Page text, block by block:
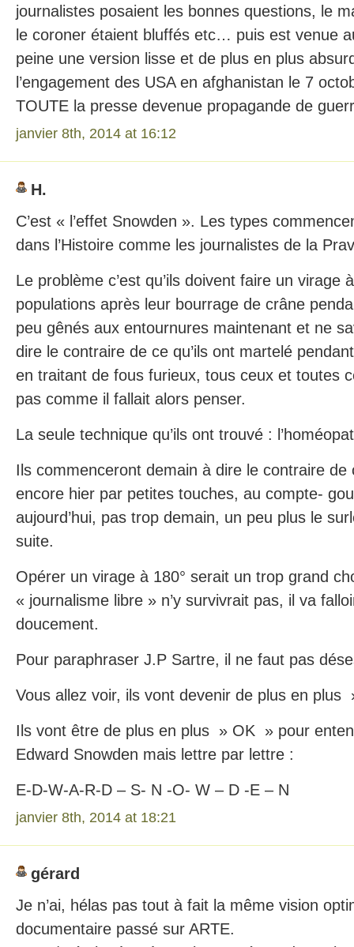
journalistes posaient les bonnes questions, le
le coroner étaient bluffés etc… puis est venue
peine une version lisse et de plus en plus
l’engagement des USA en afghanistan le 7
TOUTE la presse devenue propagande de
janvier 8th, 2014 at 16:12
H.
C’est « l’effet Snowden ». Les types
dans l’Histoire comme les journalistes de la
Le problème c’est qu’ils doivent faire un virage
populations après leur bourrage de crâne
peu gênés aux entournures maintenant et ne
dire le contraire de ce qu’ils ont martelé
en traitant de fous furieux, tous ceux et toutes
pas comme il fallait alors penser.
La seule technique qu’ils ont trouvé :
Ils commenceront demain à dire le contraire de
encore hier par petites touches, au compte-
aujourd’hui, pas trop demain, un peu plus le
suite.
Opérer un virage à 180° serait un trop grand
« journalisme libre » n’y survivrait pas, il va
doucement.
Pour paraphraser J.P Sartre, il ne faut pas
Vous allez voir, ils vont devenir de plus en
Ils vont être de plus en plus » OK » pour
Edward Snowden mais lettre par lettre :
E-D-W-A-R-D – S- N -O- W – D -E – N
janvier 8th, 2014 at 18:21
gérard
Je n’ai, hélas pas tout à fait la même vision
documentaire passé sur ARTE.